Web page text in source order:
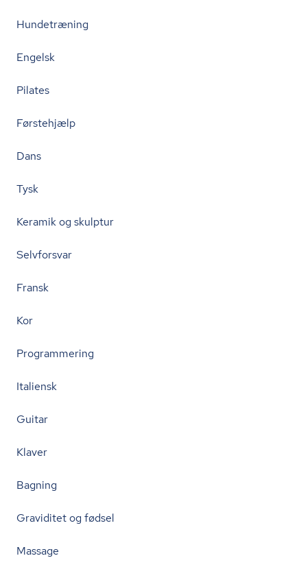
Hundetræning
Engelsk
Pilates
Førstehjælp
Dans
Tysk
Keramik og skulptur
Selvforsvar
Fransk
Kor
Programmering
Italiensk
Guitar
Klaver
Bagning
Graviditet og fødsel
Massage